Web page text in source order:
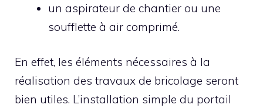
un aspirateur de chantier ou une
soufflette à air comprimé.
En effet, les éléments nécessaires à la
réalisation des travaux de bricolage seront
bien utiles. L’installation simple du portail